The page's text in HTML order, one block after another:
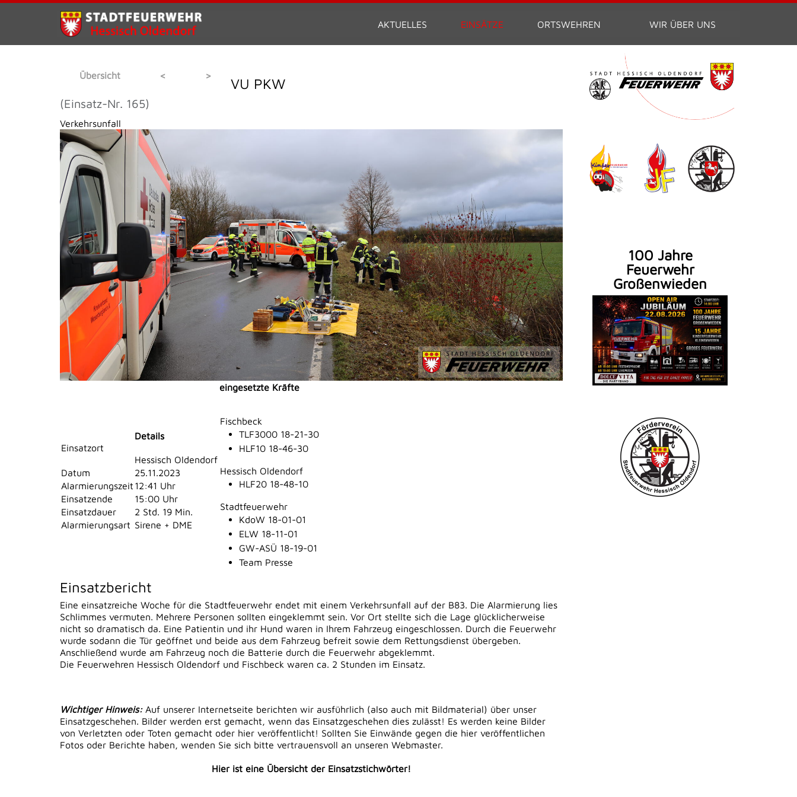
AKTUELLES EINSÄTZE ORTSWEHREN WIR ÜBER UNS
Übersicht < > VU PKW
(Einsatz-Nr. 165)
Verkehrsunfall
Einsatzort
Details
Hessisch Oldendorf
Datum
25.11.2023
Alarmierungszeit 12:41 Uhr
Einsatzende
15:00 Uhr
Einsatzdauer
2 Std. 19 Min.
Alarmierungsart Sirene + DME
eingesetzte Kräfte
Fischbeck
TLF3000 18-21-30
HLF10 18-46-30
Hessisch Oldendorf
HLF20 18-48-10
Stadtfeuerwehr
KdoW 18-01-01
ELW 18-11-01
GW-ASÜ 18-19-01
Team Presse
Einsatzbericht
Eine einsatzreiche Woche für die Stadtfeuerwehr endet mit einem Verkehrsunfall auf der B83. Die Alarmierung lies
Schlimmes vermuten. Mehrere Personen sollten eingeklemmt sein. Vor Ort stellte sich die Lage glücklicherweise
nicht so dramatisch da. Eine Patientin und ihr Hund waren in Ihrem Fahrzeug eingeschlossen. Durch die Feuerwehr
wurde sodann die Tür geöffnet und beide aus dem Fahrzeug befreit sowie dem Rettungsdienst übergeben.
Anschließend wurde am Fahrzeug noch die Batterie durch die Feuerwehr abgeklemmt.
Die Feuerwehren Hessisch Oldendorf und Fischbeck waren ca. 2 Stunden im Einsatz.
Wichtiger Hinweis: Auf unserer Internetseite berichten wir ausführlich (also auch mit Bildmaterial) über unser
Einsatzgeschehen. Bilder werden erst gemacht, wenn das Einsatzgeschehen dies zulässt! Es werden keine Bilder
von Verletzten oder Toten gemacht oder hier veröffentlicht! Sollten Sie Einwände gegen die hier veröffentlichen
Fotos oder Berichte haben, wenden Sie sich bitte vertrauensvoll an unseren Webmaster.
Hier ist eine Übersicht der Einsatzstichwörter!
100 Jahre
Feuerwehr
Großenwieden